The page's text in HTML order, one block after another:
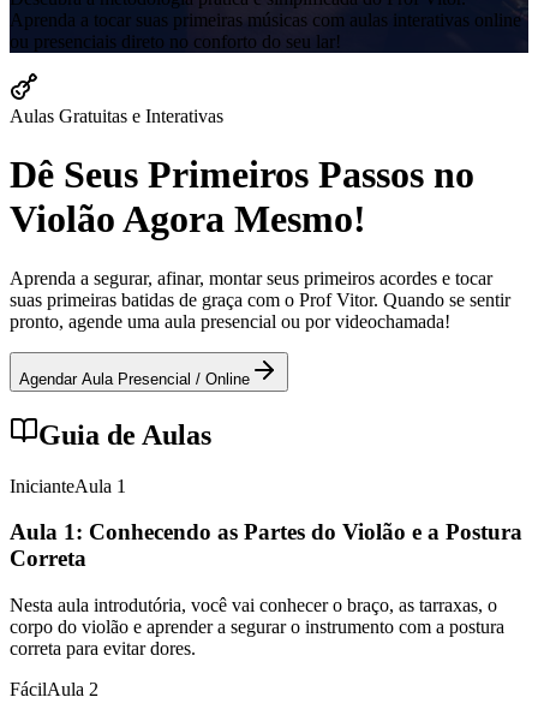
Aprenda a tocar suas primeiras músicas com aulas interativas online
ou presenciais direto no conforto do seu lar!
Aulas Gratuitas e Interativas
Dê Seus Primeiros Passos no
Violão Agora Mesmo!
Aprenda a segurar, afinar, montar seus primeiros acordes e tocar
suas primeiras batidas de graça com o Prof Vitor. Quando se sentir
pronto, agende uma aula presencial ou por videochamada!
Agendar Aula Presencial / Online
Guia de Aulas
InicianteAula 1
Aula 1: Conhecendo as Partes do Violão e a Postura
Correta
Nesta aula introdutória, você vai conhecer o braço, as tarraxas, o
corpo do violão e aprender a segurar o instrumento com a postura
correta para evitar dores.
FácilAula 2